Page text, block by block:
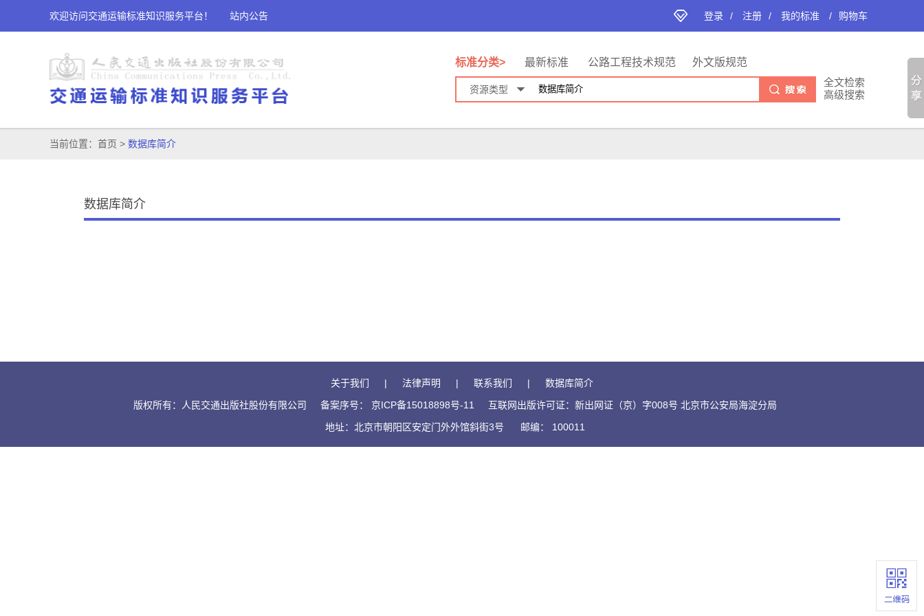
欢迎访问交通运输标准知识服务平台！ 站内公告 登录 / 注册 / 我的标准 / 购物车
标准分类> 最新标准 公路工程技术规范 外文版规范
资源类型
全文检索
高级搜索
当前位置： 首页 > 数据库简介
数据库简介
关于我们 | 法律声明 | 联系我们 |
数据库简介
版权所有：人民交通出版社股份有限公司
备案序号： 京ICP备15018898号-11
互联网出版许可证：新出网证（京）字008号 北京市公安局海淀分局
地址：北京市朝阳区安定门外外馆斜街3号
邮编： 100011